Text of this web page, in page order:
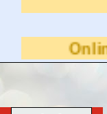
अभ्यास